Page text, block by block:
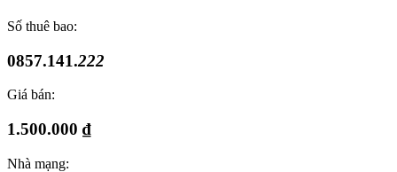
Số thuê bao:
0857.141.222
Giá bán:
1.500.000 ₫
Nhà mạng: